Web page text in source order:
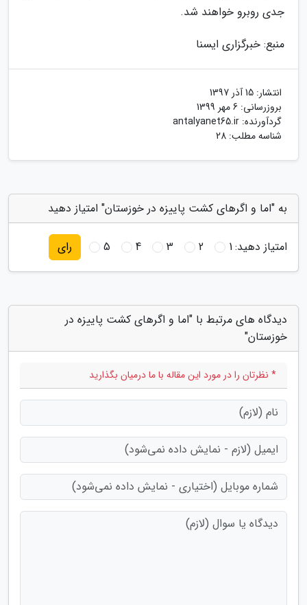
جدی روبرو خواهند شد.
منبع: خبرگزاری ایسنا
انتشار: 15 آذر 1397
بروزرسانی: 6 مهر 1399
گردآورنده: antalyanet65.ir
شناسه مطلب: 28
به "اما و اگرهای کشت پاییزه در خوزستان" امتیاز دهید
امتیاز دهید:1
2
3
4
5 رای
دیدگاه های مرتبط با "اما و اگرهای کشت پاییزه در
خوزستان"
* نظرتان را در مورد این مقاله با ما درمیان بگذارید